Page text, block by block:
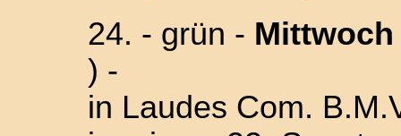
24. - grün - Mittwoch
) -
in Laudes Com.